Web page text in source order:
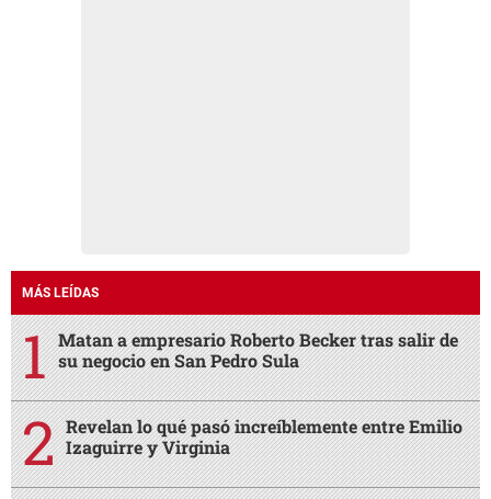
MÁS LEÍDAS
Matan a empresario Roberto Becker tras salir de
su negocio en San Pedro Sula
Revelan lo qué pasó increíblemente entre Emilio
Izaguirre y Virginia